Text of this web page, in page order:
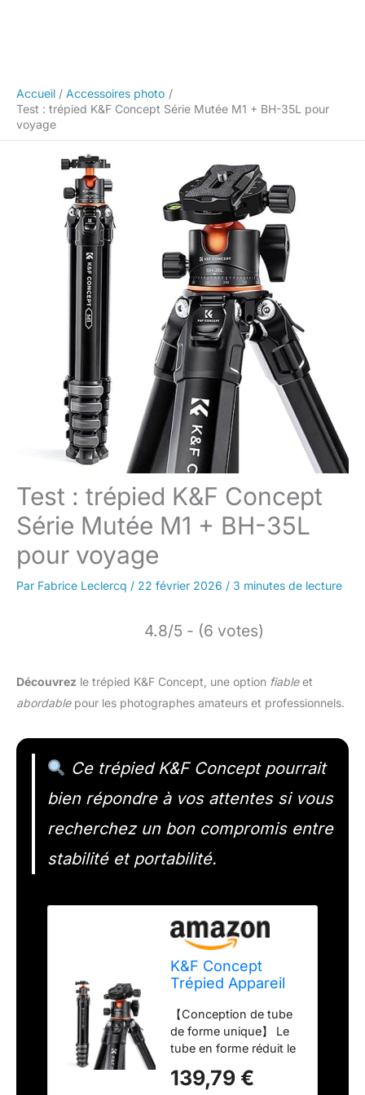
Accueil
Accessoires photo
Test : trépied K&F Concept Série Mutée M1 + BH-35L pour
voyage
Test : trépied K&F Concept
Série Mutée M1 + BH-35L
pour voyage
Par Fabrice Leclercq / 22 février 2026 / 3 minutes de lecture
4.8/5 - (6 votes)
Découvrez le trépied K&F Concept, une option fiableet
abordablepour les photographes amateurs et professionnels.
Ce trépied K&F Concept pourrait
bien répondre à vos attentes si vous
recherchez un bon compromis entre
stabilité et portabilité.
K&F Concept
Trépied Appareil
Spéciaux pour
Voyage, Série
Mutée M1 + BH-
35L
【Conception de tube
de forme unique】 Le
tube en forme réduit le
il mesure 19,6 "de
139,79 €